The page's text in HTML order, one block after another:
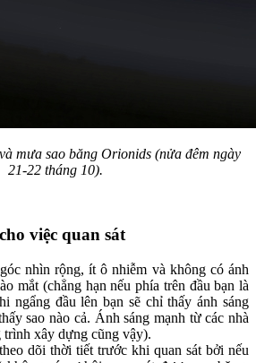
mưa sao băng Orionids (nửa đêm ngày
21-22 tháng 10).
việc quan sát
nhìn rộng, ít ô nhiễm và không có ánh
mắt (chẳng hạn nếu phía trên đầu bạn là
ngẩng đầu lên bạn sẽ chỉ thấy ánh sáng
sao nào cả. Ánh sáng mạnh từ các nhà
trình xây dựng cũng vậy).
dõi thời tiết trước khi quan sát bởi nếu